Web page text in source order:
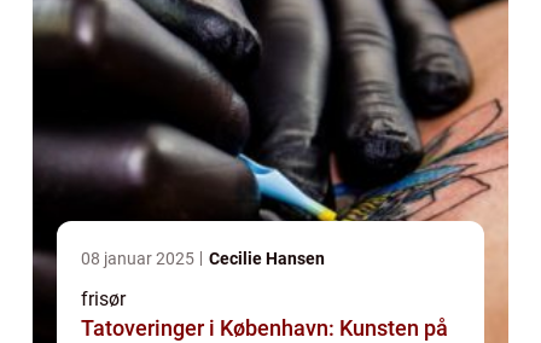
08 januar 2025 Cecilie Hansen
frisør
Tatoveringer i København: Kunsten på